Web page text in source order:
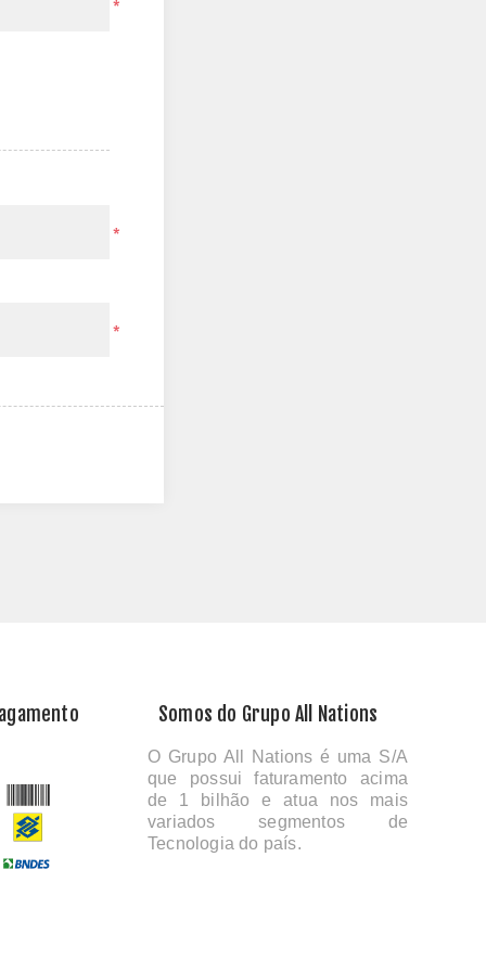
*
*
*
Somos do Grupo All Nations
O Grupo All Nations é uma S/A
que possui faturamento acima
de 1 bilhão e atua nos mais
variados segmentos de
Tecnologia do país.